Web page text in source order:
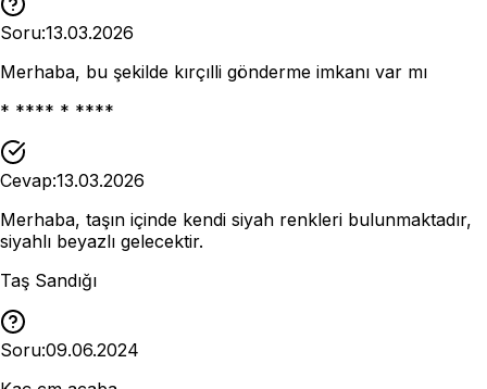
Soru:13.03.2026
Merhaba, bu şekilde kırçılli gönderme imkanı var mı
* **** * ****
Cevap:13.03.2026
Merhaba, taşın içinde kendi siyah renkleri bulunmaktadır,
siyahlı beyazlı gelecektir.
Taş Sandığı
Soru:09.06.2024